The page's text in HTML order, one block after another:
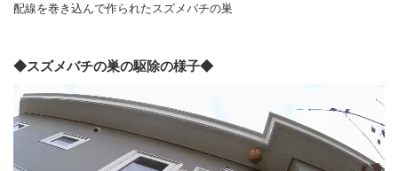
配線を巻き込んで作られたスズメバチの巣
◆スズメバチの巣の駆除の様子◆